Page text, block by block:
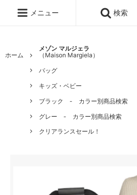
メニュー 検索
ホーム
メゾン マルジェラ
（Maison Margiela）
バッグ
キッズ・ベビー
ブラック - カラー別商品検索
グレー - カラー別商品検索
クリアランスセール！